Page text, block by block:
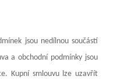
jsou nedílnou součástí
a obchodní podmínky jsou
Kupní smlouvu lze uzavřít